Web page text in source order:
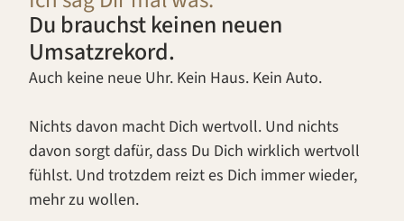
Du brauchst keinen neuen
Umsatzrekord.
Auch keine neue Uhr. Kein Haus. Kein Auto.
Nichts davon macht Dich wertvoll. Und nichts
davon sorgt dafür, dass Du Dich wirklich wertvoll
fühlst. Und trotzdem reizt es Dich immer wieder,
mehr zu wollen.